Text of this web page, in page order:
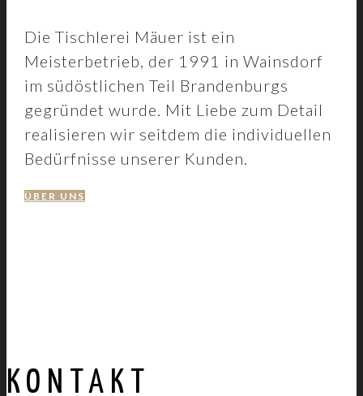
Die Tischlerei Mäuer ist ein
Meisterbetrieb, der 1991 in Wainsdorf
im südöstlichen Teil Brandenburgs
gegründet wurde. Mit Liebe zum Detail
realisieren wir seitdem die individuellen
Bedürfnisse unserer Kunden.
ÜBER UNS
KONTAKT